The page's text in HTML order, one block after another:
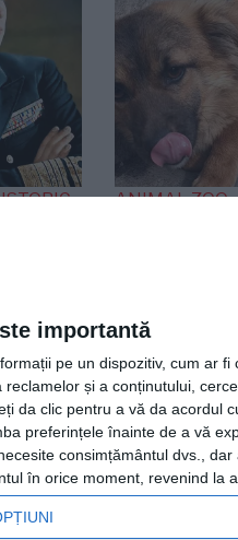
importantă
pe un dispozitiv, cum ar
și a conținutului,
da clic pentru a vă da
preferințele înainte de a vă
consimțământul dvs.,
în orice moment, revenind la
ANIMAL ZOO
O viață
miracol!
s-a refugiat
colț
sfârșitul
Termeni